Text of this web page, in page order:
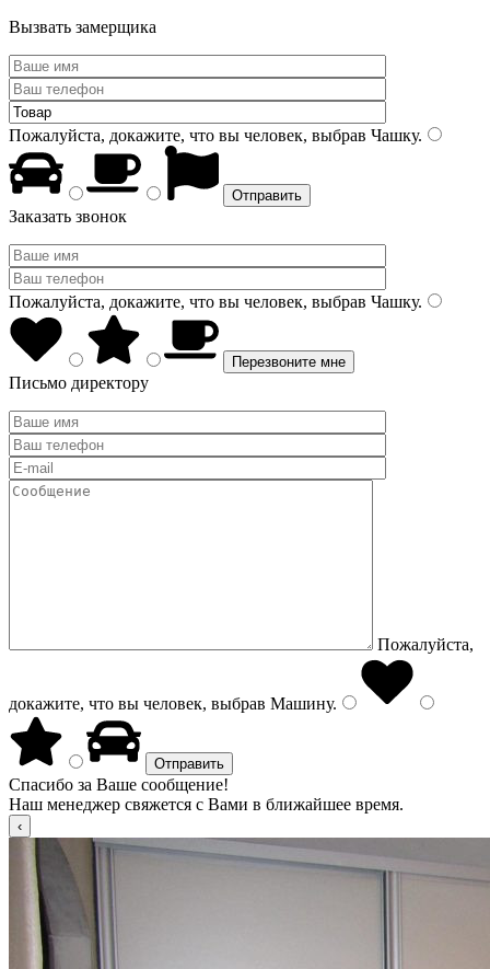
Вызвать замерщика
Пожалуйста, докажите, что вы человек, выбрав Чашку.
Заказать звонок
Пожалуйста, докажите, что вы человек, выбрав Чашку.
Письмо директору
Пожалуйста,
докажите, что вы человек, выбрав Машину.
Спасибо за Ваше сообщение!
Наш менеджер свяжется с Вами в ближайшее время.